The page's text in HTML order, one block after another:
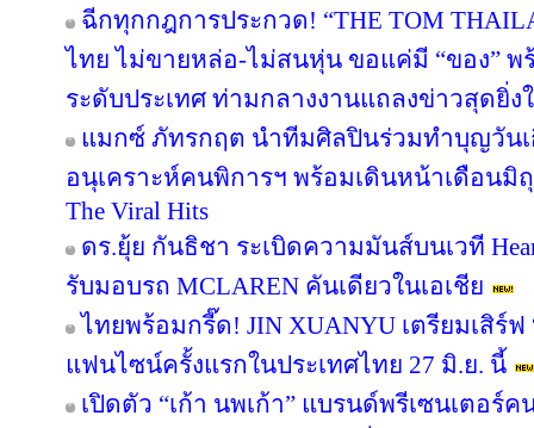
ฉีกทุกกฎการประกวด! “THE TOM
ไทย ไม่ขายหล่อ-ไม่สนหุ่น ขอแค่มี “ของ”
ระดับประเทศ ท่ามกลางงานแถลงข่าวสุดยิ่ง
แมกซ์ ภัทรกฤต นำทีมศิลปินร่วมทำบุญวันเ
อนุเคราะห์คนพิการฯ พร้อมเดินหน้าเดือนมิ
The Viral Hits
ดร.ยุ้ย กันธิชา ระเบิดความมันส์บนเวที
รับมอบรถ MCLAREN คันเดียวในเอเชีย
ไทยพร้อมกรี๊ด! JIN XUANYU เตรียมเสิร์ฟ
แฟนไซน์ครั้งแรกในประเทศไทย 27 มิ.ย. นี้
เปิดตัว “เก้า นพเก้า” แบรนด์พรีเซนเตอร์